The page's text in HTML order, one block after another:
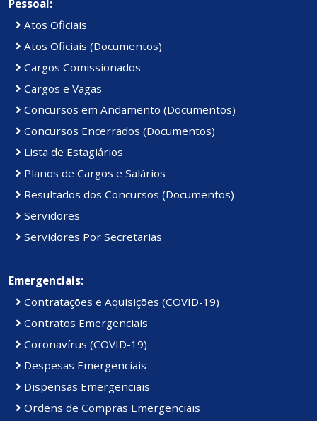
Pessoal:
Atos Oficiais
Atos Oficiais (Documentos)
Cargos Comissionados
Cargos e Vagas
Concursos em Andamento (Documentos)
Concursos Encerrados (Documentos)
Lista de Estagiários
Planos de Cargos e Salários
Resultados dos Concursos (Documentos)
Servidores
Servidores Por Secretarias
Emergenciais:
Contratações e Aquisições (COVID-19)
Contratos Emergenciais
Coronavírus (COVID-19)
Despesas Emergenciais
Dispensas Emergenciais
Ordens de Compras Emergenciais